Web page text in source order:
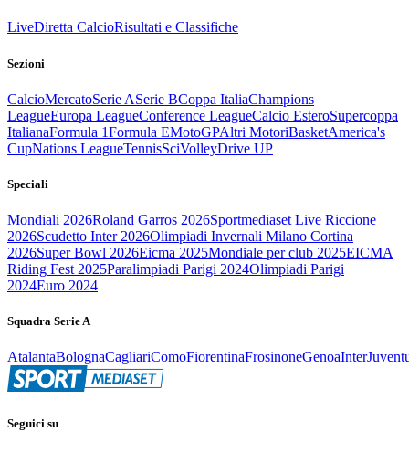
LiveDiretta CalcioRisultati e Classifiche
Sezioni
CalcioMercatoSerie ASerie BCoppa ItaliaChampions
LeagueEuropa LeagueConference LeagueCalcio EsteroSupercoppa
ItalianaFormula 1Formula EMotoGPAltri MotoriBasketAmerica's
CupNations LeagueTennisSciVolleyDrive UP
Speciali
Mondiali 2026Roland Garros 2026Sportmediaset Live Riccione
2026Scudetto Inter 2026Olimpiadi Invernali Milano Cortina
2026Super Bowl 2026Eicma 2025Mondiale per club 2025EICMA
Riding Fest 2025Paralimpiadi Parigi 2024Olimpiadi Parigi
2024Euro 2024
Squadra Serie A
AtalantaBolognaCagliariComoFiorentinaFrosinoneGenoaInter
Seguici su